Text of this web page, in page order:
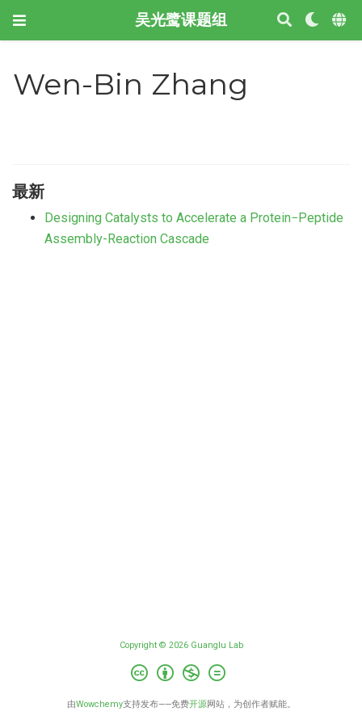
吴光鹭课题组
Wen-Bin Zhang
最新
Designing Catalysts to Accelerate a Protein−Peptide
Assembly-Reaction Cascade
Copyright © 2026 Guanglu Lab
由Wowchemy支持发布——免费开源网站，为创作者赋能。